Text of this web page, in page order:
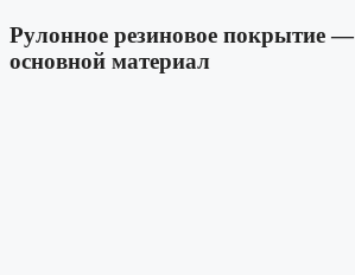
Рулонное резиновое покрытие —
основной материал